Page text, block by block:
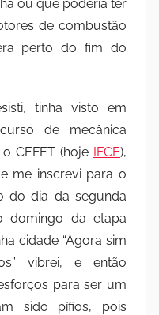
ou que poderia ter
de combustão
perto do fim do
tinha visto em
de mecânica
CEFET (hoje IFCE),
me inscrevi para o
do dia da segunda
domingo da etapa
cidade “Agora sim
vibrei, e então
para ser um
sido pífios, pois